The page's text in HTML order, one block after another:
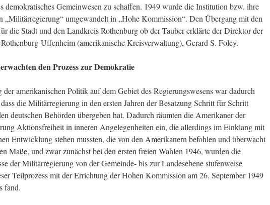
demokratisches Gemeinwesen zu schaffen. 1949 wurde die Institution bzw. ihre
„Militärregierung“ umgewandelt in „Hohe Kommission“. Den Übergang mit den
die Stadt und den Landkreis Rothenburg ob der Tauber erklärte der Direktor der
Uffenheim (amerikanische Kreisverwaltung), Gerard S. Foley.
den Prozess zur Demokratie
amerikanischen Politik auf dem Gebiet des Regierungswesens war dadurch
die Militärregierung in den ersten Jahren der Besatzung Schritt für Schritt
deutschen Behörden übergeben hat. Dadurch räumten die Amerikaner der
Aktionsfreiheit in inneren Angelegenheiten ein, die allerdings im Einklang mit
Entwicklung stehen mussten, die von den Amerikanern befohlen und überwacht
Maße, und zwar zunächst bei den ersten freien Wahlen 1946, wurden die
der Militärregierung von der Gemeinde- bis zur Landesebene stufenweise
Teilprozess mit der Errichtung der Hohen Kommission am 26. September 1949
fand.